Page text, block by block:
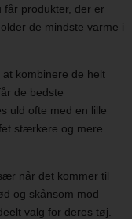
får produkter, der er
de mindste varme i
kombinere de helt
de bedste
uld ofte med en lille
stærkere og mere
når det kommer til
og skånsom mod
valg for deres tøj.